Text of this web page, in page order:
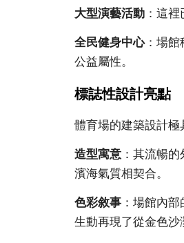
大型演藝活動：這裡
全民健身中心：場館
公益屬性。
標誌性設計亮點
體育場的建築設計極
造型寓意：其流暢的
濱海氣質相契合。
色彩敘事：場館內部
生動再現了從金色沙